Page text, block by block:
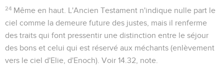
24 Même en haut . L'Ancien Testament n'indique nulle part le
ciel comme la demeure future des justes, mais il renferme
des traits qui font pressentir une distinction entre le séjour
des bons et celui qui est réservé aux méchants (enlèvement
vers le ciel d'Elie, d'Enoch). Voir 14.32 , note.